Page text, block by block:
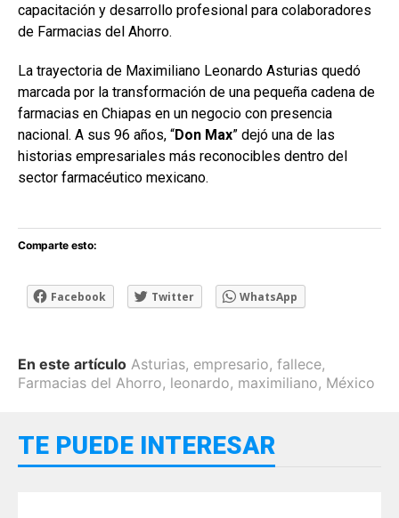
capacitación y desarrollo profesional para colaboradores
de Farmacias del Ahorro.
La trayectoria de Maximiliano Leonardo Asturias quedó
marcada por la transformación de una pequeña cadena de
farmacias en Chiapas en un negocio con presencia
nacional. A sus 96 años, “Don Max” dejó una de las
historias empresariales más reconocibles dentro del
sector farmacéutico mexicano.
Comparte esto:
Facebook Twitter WhatsApp
En este artículo Asturias, empresario, fallece,
Farmacias del Ahorro, leonardo, maximiliano, México
TE PUEDE INTERESAR